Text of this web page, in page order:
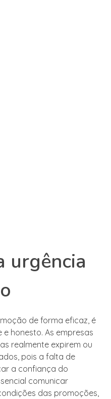
urgência
de forma eficaz, é
honesto. As empresas
realmente expirem ou
pois a falta de
a confiança do
comunicar
das promoções,